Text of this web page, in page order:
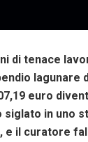
di tenace
euro
siglato in uno
e il curatore